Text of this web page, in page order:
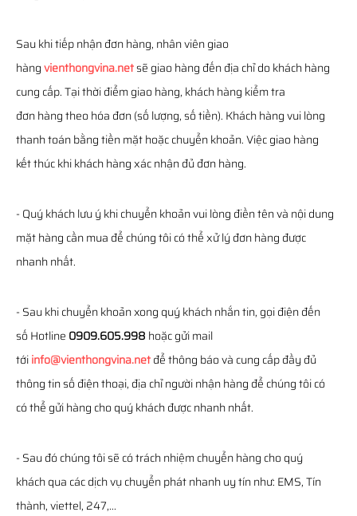
Sau khi tiếp nhận đơn hàng, nhân viên giao
hàngvienthongvina.netsẽ giao hàng đến địa chỉ do khách hàng
cung cấp. Tại thời điểm giao hàng, khách hàng kiểm tra
đơn hàng theo hóa đơn (số lượng, số tiền). Khách hàng vui lòng
thanh toán bằng tiền mặt hoặc chuyển khoản. Việc giao hàng
kết thúc khi khách hàng xác nhận đủ đơn hàng.
- Quý khách lưu ý khi chuyển khoản vui lòng điền tên và nội dung
mặt hàng cần mua để chúng tôi có thể xử lý đơn hàng được
nhanh nhất.
- Sau khi chuyển khoản xong quý khách nhắn tin, gọi điện đến
số Hotline 0909.605.998 hoặc gửi mail
tớiinfo@vienthongvina.netđể thông báo và cung cấp đầy đủ
thông tin số điện thoại, địa chỉ người nhận hàng để chúng tôi có
có thể gửi hàng cho quý khách được nhanh nhất.
- Sau đó chúng tôi sẽ có trách nhiệm chuyển hàng cho quý
khách qua các dịch vụ chuyển phát nhanh uy tín như: EMS, Tín
thành, viettel, 247,...